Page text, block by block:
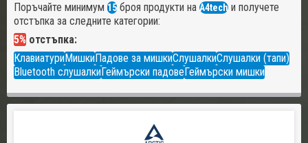
Поръчайте минимум 15 броя продукти на A4tech и получете
отстъпка за следните категории:
5% отстъпка:
КлавиатуриМишкиПадове за мишкиСлушалкиСлушалки (тапи)
Bluetooth слушалкиГеймърски падовеГеймърски мишки